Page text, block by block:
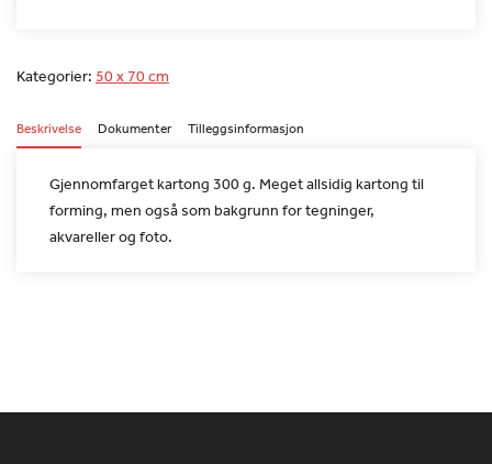
Kategorier: 50 x 70 cm
Beskrivelse Dokumenter Tilleggsinformasjon
Gjennomfarget kartong 300 g. Meget allsidig kartong til
forming, men også som bakgrunn for tegninger,
akvareller og foto.